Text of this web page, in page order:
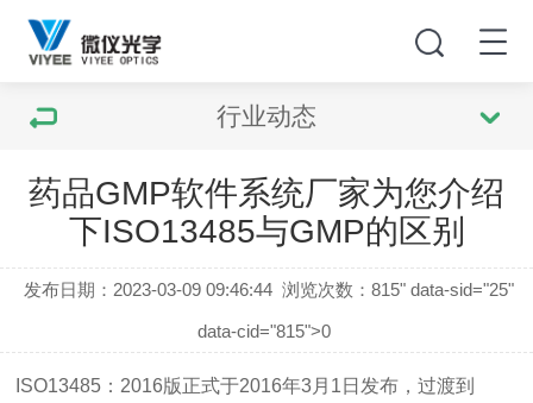
行业动态
药品GMP软件系统厂家为您介绍
下ISO13485与GMP的区别
发布日期：2023-03-09 09:46:44 浏览次数：815" data-sid="25"
data-cid="815">0
ISO13485 ： 2016版正式于2016年3月 1 日发布，过渡到